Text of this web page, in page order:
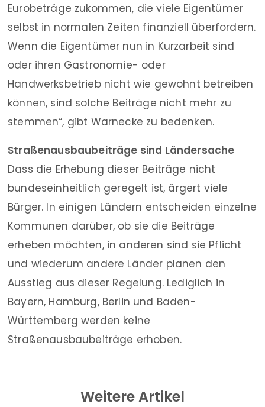
Eurobeträge zukommen, die viele Eigentümer
selbst in normalen Zeiten finanziell überfordern.
Wenn die Eigentümer nun in Kurzarbeit sind
oder ihren Gastronomie- oder
Handwerksbetrieb nicht wie gewohnt betreiben
können, sind solche Beiträge nicht mehr zu
stemmen“, gibt Warnecke zu bedenken.
Straßenausbaubeiträge sind Ländersache
Dass die Erhebung dieser Beiträge nicht
bundeseinheitlich geregelt ist, ärgert viele
Bürger. In einigen Ländern entscheiden einzelne
Kommunen darüber, ob sie die Beiträge
erheben möchten, in anderen sind sie Pflicht
und wiederum andere Länder planen den
Ausstieg aus dieser Regelung. Lediglich in
Bayern, Hamburg, Berlin und Baden-
Württemberg werden keine
Straßenausbaubeiträge erhoben.
Weitere Artikel